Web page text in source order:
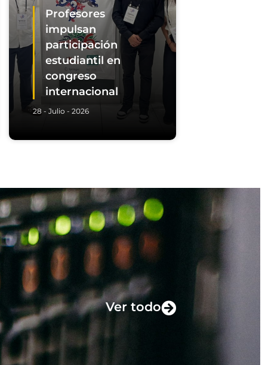
Profesores
impulsan
participación
estudiantil en
congreso
internacional
28 - Julio - 2026
Ver todo